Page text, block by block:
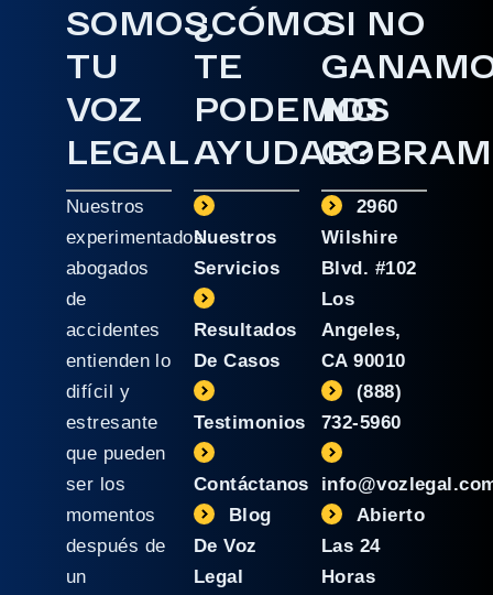
SOMOS
TU
VOZ
LEGAL
Nuestros
experimentados
abogados
de
accidentes
entienden lo
difícil y
estresante
que pueden
ser los
momentos
después de
un
¿CÓMO
TE
PODEMOS
AYUDAR?
Nuestros
Servicios
Resultados
De Casos
Testimonios
Contáctanos
Blog
De Voz
Legal
SI NO
NO
2960
Wilshire
Blvd. #102
Los
Angeles,
CA 90010
(888)
732-5960
Abierto
Las 24
Horas